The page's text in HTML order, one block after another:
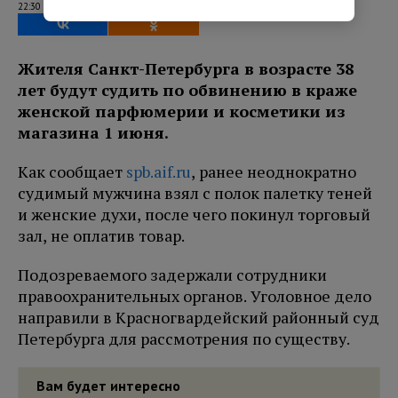
22:30 08.08.2026
Жителя Санкт-Петербурга в возрасте 38
лет будут судить по обвинению в краже
женской парфюмерии и косметики из
магазина 1 июня.
Как сообщает spb.aif.ru, ранее неоднократно
судимый мужчина взял с полок палетку теней
и женские духи, после чего покинул торговый
зал, не оплатив товар.
Подозреваемого задержали сотрудники
правоохранительных органов. Уголовное дело
направили в Красногвардейский районный суд
Петербурга для рассмотрения по существу.
Вам будет интересно